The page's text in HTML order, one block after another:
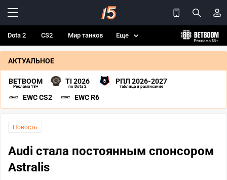
Dota 2 CS2 Мир танков Еще
АКТУАЛЬНОЕ
BETBOOM
Реклама 18+
TI 2026
по Dota 2
РПЛ 2026-2027
таблица и расписание
EWC CS2 EWC R6
Новость
Audi стала постоянным спонсором
Astralis